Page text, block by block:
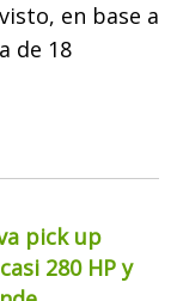
en base a
de 18
pick up
280 HP y